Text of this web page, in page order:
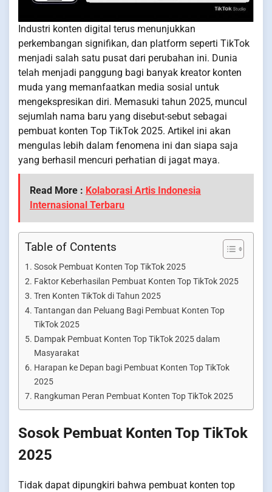
Industri konten digital terus menunjukkan
perkembangan signifikan, dan platform seperti TikTok
menjadi salah satu pusat dari perubahan ini. Dunia
telah menjadi panggung bagi banyak kreator konten
muda yang memanfaatkan media sosial untuk
mengekspresikan diri. Memasuki tahun 2025, muncul
sejumlah nama baru yang disebut-sebut sebagai
pembuat konten Top TikTok 2025. Artikel ini akan
mengulas lebih dalam fenomena ini dan siapa saja
yang berhasil mencuri perhatian di jagat maya.
Read More : Kolaborasi Artis Indonesia
Internasional Terbaru
Table of Contents
Sosok Pembuat Konten Top TikTok 2025
Faktor Keberhasilan Pembuat Konten Top TikTok 2025
Tren Konten TikTok di Tahun 2025
Tantangan dan Peluang Bagi Pembuat Konten Top
TikTok 2025
Dampak Pembuat Konten Top TikTok 2025 dalam
Masyarakat
Harapan ke Depan bagi Pembuat Konten Top TikTok
2025
Rangkuman Peran Pembuat Konten Top TikTok 2025
Sosok Pembuat Konten Top TikTok
2025
Tidak dapat dipungkiri bahwa pembuat konten top